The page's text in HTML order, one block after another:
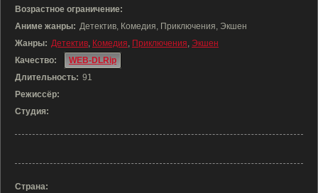
Возрастное ограничение:
Аниме жанры: Детектив, Комедия, Приключения, Экшен
Жанры: Детектив, Комедия, Приключения, Экшен
Качество:
WEB-DLRip
Длительность: 91
Режиссёр:
Студия:
Страна: